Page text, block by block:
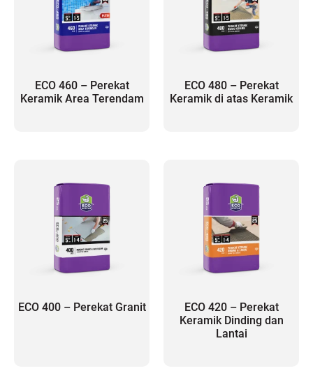
ECO 460 – Perekat
Keramik Area Terendam
ECO 480 – Perekat
Keramik di atas Keramik
ECO 400 – Perekat Granit
ECO 420 – Perekat
Keramik Dinding dan
Lantai